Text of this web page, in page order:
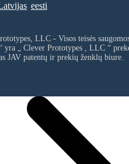
eesti
LLC - Visos teisės
yra „ Clever Prototypes , LLC“
JAV patentų ir prekių ženklų biure.